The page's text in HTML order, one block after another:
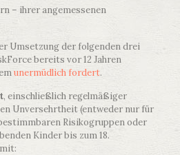
– ihrer angemessenen
Umsetzung der folgenden drei
bereits vor 12 Jahren
unermüdlich fordert.
, einschließlich regelmäßiger
Unversehrtheit (entweder nur für
Risikogruppen oder
Kinder bis zum 18.